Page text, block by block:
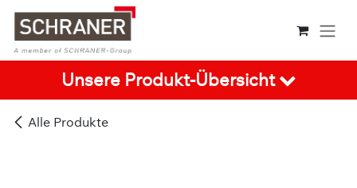
Zum Inhalt springen
Unsere Produkt-Übersicht
Alle Produkte